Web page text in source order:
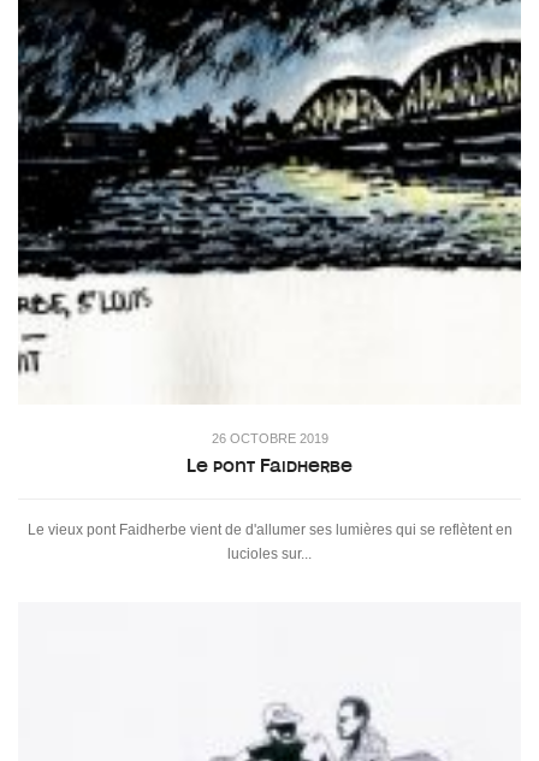
26 OCTOBRE 2019
Le pont Faidherbe
Le vieux pont Faidherbe vient de d'allumer ses lumières qui se reflètent en
lucioles sur...